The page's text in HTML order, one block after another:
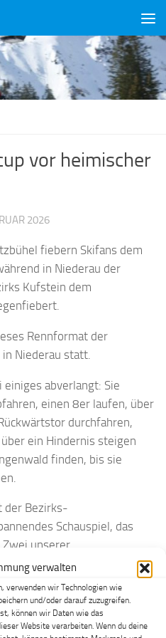
verwalten
verwenden wir Technologien wie
und/oder darauf zuzugreifen.
können wir Daten wie das
Website verarbeiten. Wenn du deine
vor heimischer
2026
fiebern Skifans dem
in Niederau der
Kufstein dem
Rennformat der
Niederau statt.
abverlangt: Sie
einen 8er laufen, über
durchfahren,
ein Hindernis steigen
finden, bis sie
der Bezirks-
Schauspiel, das
Zwei unserer
Silberberger (Kinder 1
(Kinder 2 männlich)
Sieg, aber auch alle
konnten tolle